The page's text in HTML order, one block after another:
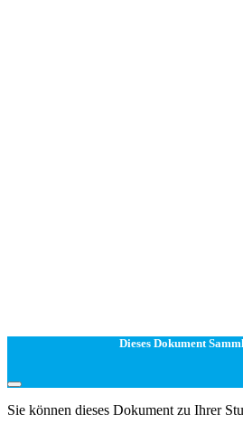
Dieses Dokument
Sie können dieses Dokument zu Ihrer